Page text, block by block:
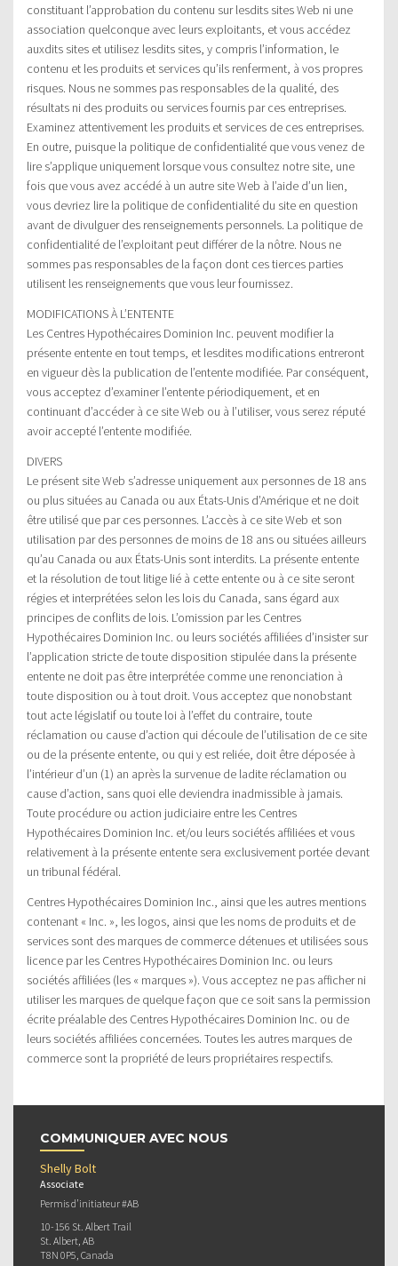
constituant l’approbation du contenu sur lesdits sites Web ni une
association quelconque avec leurs exploitants, et vous accédez
auxdits sites et utilisez lesdits sites, y compris l’information, le
contenu et les produits et services qu’ils renferment, à vos propres
risques. Nous ne sommes pas responsables de la qualité, des
résultats ni des produits ou services fournis par ces entreprises.
Examinez attentivement les produits et services de ces entreprises.
En outre, puisque la politique de confidentialité que vous venez de
lire s’applique uniquement lorsque vous consultez notre site, une
fois que vous avez accédé à un autre site Web à l’aide d’un lien,
vous devriez lire la politique de confidentialité du site en question
avant de divulguer des renseignements personnels. La politique de
confidentialité de l’exploitant peut différer de la nôtre. Nous ne
sommes pas responsables de la façon dont ces tierces parties
utilisent les renseignements que vous leur fournissez.
MODIFICATIONS À L’ENTENTE
Les Centres Hypothécaires Dominion Inc. peuvent modifier la
présente entente en tout temps, et lesdites modifications entreront
en vigueur dès la publication de l’entente modifiée. Par conséquent,
vous acceptez d’examiner l’entente périodiquement, et en
continuant d’accéder à ce site Web ou à l’utiliser, vous serez réputé
avoir accepté l’entente modifiée.
DIVERS
Le présent site Web s’adresse uniquement aux personnes de 18 ans
ou plus situées au Canada ou aux États-Unis d’Amérique et ne doit
être utilisé que par ces personnes. L’accès à ce site Web et son
utilisation par des personnes de moins de 18 ans ou situées ailleurs
qu’au Canada ou aux États-Unis sont interdits. La présente entente
et la résolution de tout litige lié à cette entente ou à ce site seront
régies et interprétées selon les lois du Canada, sans égard aux
principes de conflits de lois. L’omission par les Centres
Hypothécaires Dominion Inc. ou leurs sociétés affiliées d’insister sur
l’application stricte de toute disposition stipulée dans la présente
entente ne doit pas être interprétée comme une renonciation à
toute disposition ou à tout droit. Vous acceptez que nonobstant
tout acte législatif ou toute loi à l’effet du contraire, toute
réclamation ou cause d’action qui découle de l’utilisation de ce site
ou de la présente entente, ou qui y est reliée, doit être déposée à
l’intérieur d’un (1) an après la survenue de ladite réclamation ou
cause d’action, sans quoi elle deviendra inadmissible à jamais.
Toute procédure ou action judiciaire entre les Centres
Hypothécaires Dominion Inc. et/ou leurs sociétés affiliées et vous
relativement à la présente entente sera exclusivement portée devant
un tribunal fédéral.
Centres Hypothécaires Dominion Inc., ainsi que les autres mentions
contenant « Inc. », les logos, ainsi que les noms de produits et de
services sont des marques de commerce détenues et utilisées sous
licence par les Centres Hypothécaires Dominion Inc. ou leurs
sociétés affiliées (les « marques »). Vous acceptez ne pas afficher ni
utiliser les marques de quelque façon que ce soit sans la permission
écrite préalable des Centres Hypothécaires Dominion Inc. ou de
leurs sociétés affiliées concernées. Toutes les autres marques de
commerce sont la propriété de leurs propriétaires respectifs.
COMMUNIQUER AVEC NOUS
Shelly Bolt
Associate
Permis d’initiateur #AB
10-156 St. Albert Trail
St. Albert, AB
T8N 0P5, Canada